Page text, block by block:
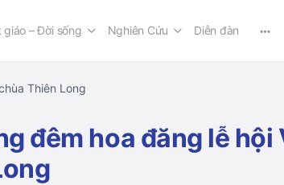
giáo – Đời sống Nghiên Cứu Diễn đàn
Thiên Long
đêm hoa đăng lễ hội